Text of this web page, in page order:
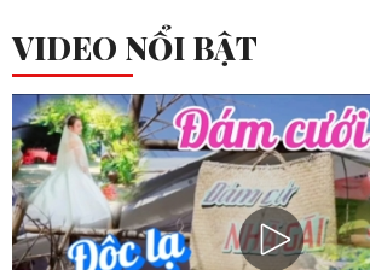
VIDEO NỔI BẬT